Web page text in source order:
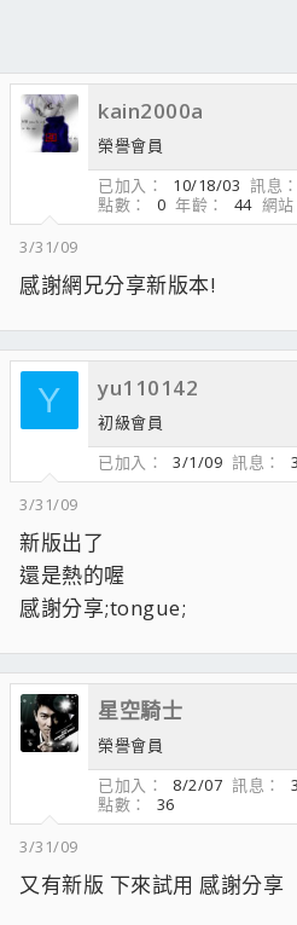
kain2000a
榮譽會員
已加入
10/18/03 訊息
點數
0 年齡 44 網站
3/31/09
感謝網兄分享新版本!
Y yu110142
初級會員
已加入
3/1/09 訊息
3/31/09
新版出了
還是熱的喔
感謝分享;tongue;
星空騎士
榮譽會員
已加入
8/2/07 訊息
點數
36
3/31/09
又有新版 下來試用 感謝分享